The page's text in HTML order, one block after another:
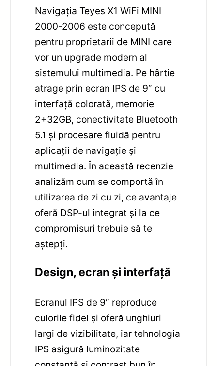
Navigația Teyes X1 WiFi MINI
2000-2006 este concepută
pentru proprietarii de MINI care
vor un upgrade modern al
sistemului multimedia. Pe hârtie
atrage prin ecran IPS de 9″ cu
interfață colorată, memorie
2+32GB, conectivitate Bluetooth
5.1 și procesare fluidă pentru
aplicații de navigație și
multimedia. În această recenzie
analizăm cum se comportă în
utilizarea de zi cu zi, ce avantaje
oferă DSP-ul integrat și la ce
compromisuri trebuie să te
aștepți.
Design, ecran și interfață
Ecranul IPS de 9″ reproduce
culorile fidel și oferă unghiuri
largi de vizibilitate, iar tehnologia
IPS asigură luminozitate